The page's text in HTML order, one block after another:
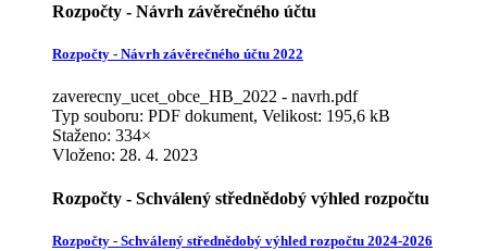
Rozpočty - Návrh závěrečného účtu
Rozpočty - Návrh závěrečného účtu 2022
zaverecny_ucet_obce_HB_2022 - navrh.pdf
Typ souboru: PDF dokument, Velikost: 195,6 kB
Staženo: 334×
Vloženo: 28. 4. 2023
Rozpočty - Schválený střednědobý výhled rozpočtu
Rozpočty - Schválený střednědobý výhled rozpočtu 2024-2026